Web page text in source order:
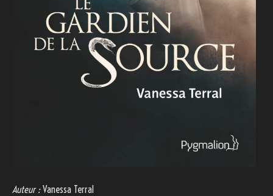
Auteur :Vanessa Terral